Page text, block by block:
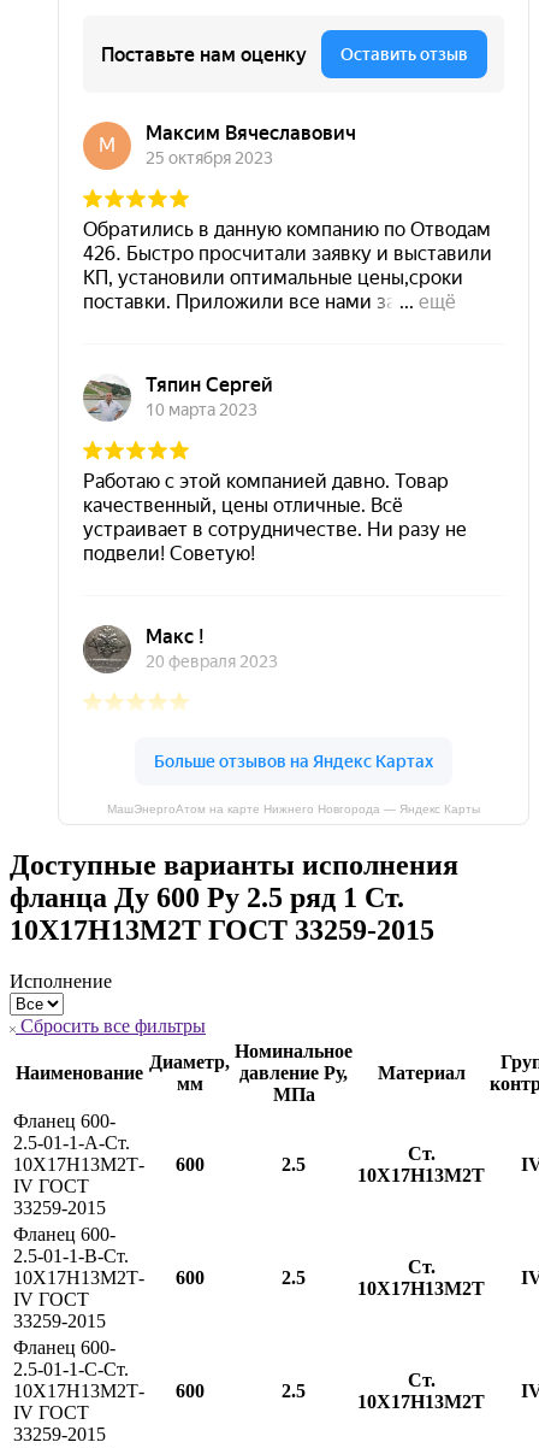
МашЭнергоАтом на карте Нижнего Новгорода — Яндекс Карты
Доступные варианты исполнения
фланца Ду 600 Ру 2.5 ряд 1 Ст.
10Х17Н13М2Т ГОСТ 33259-2015
Исполнение
Сбросить все фильтры
Наименование
Диаметр,
мм
Номинальное
давление Ру,
МПа
Материал
Фланец 600-
2.5-01-1-A-Ст.
10Х17Н13М2Т-
IV ГОСТ
33259-2015
600 2.5
Ст.
10Х17Н13М2Т
Фланец 600-
2.5-01-1-B-Ст.
10Х17Н13М2Т-
IV ГОСТ
33259-2015
600 2.5
Ст.
10Х17Н13М2Т
Фланец 600-
2.5-01-1-С-Ст.
10Х17Н13М2Т-
IV ГОСТ
33259-2015
600 2.5
Ст.
10Х17Н13М2Т